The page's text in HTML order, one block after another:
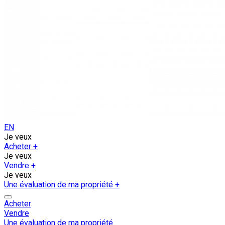
EN
Je veux
Acheter +
Je veux
Vendre +
Je veux
Une évaluation de ma propriété +
Acheter
Vendre
Une évaluation de ma propriété